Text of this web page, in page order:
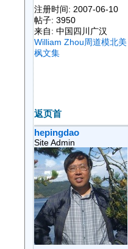
注册时间: 2007-06-10
帖子: 3950
来自: 中国四川广汉
William Zhou周道模北美
枫文集
返页首
hepingdao
Site Admin